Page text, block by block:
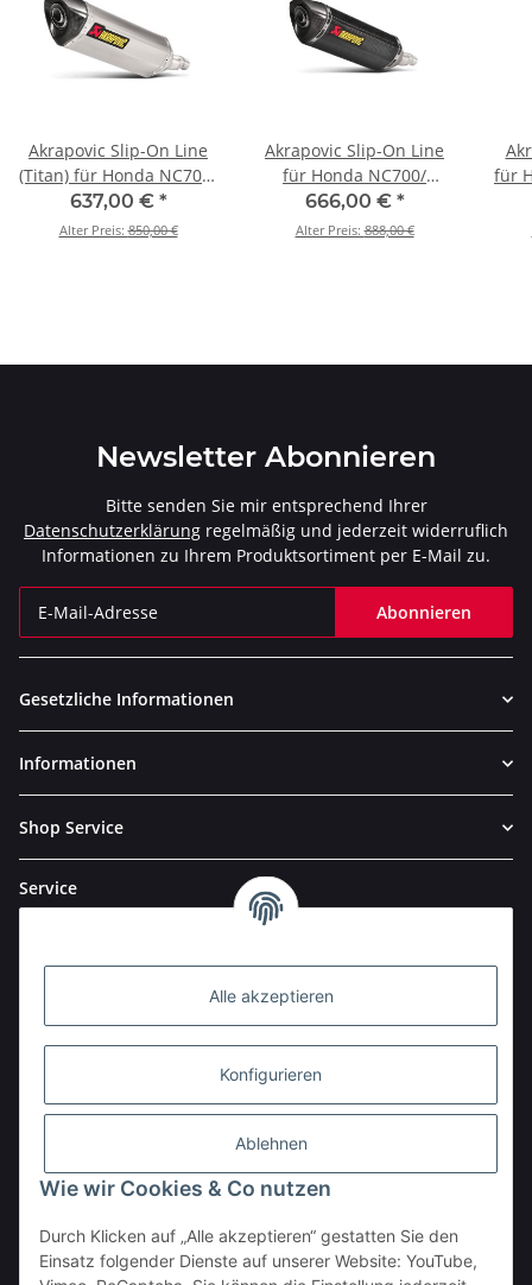
Alle akzeptieren
Konfigurieren
Ablehnen
Wie wir Cookies & Co nutzen
Durch Klicken auf „Alle akzeptieren“ gestatten Sie den
Einsatz folgender Dienste auf unserer Website: YouTube,
Akrapovic Slip-On Line
(Titan) für Honda NC700/
NC750X - BJ. 2012 > 2020
(S-H7SO2-HRT)
637,00 € *
Alter Preis:850,00 €
Akrapovic Slip-On Line
für Honda NC700/
NC750X - BJ. 2012 > 2020
(S-H7SO2-HRC)
666,00 € *
Alter Preis:888,00 €
für
Newsletter Abonnieren
Bitte senden Sie mir entsprechend Ihrer
Datenschutzerklärung regelmäßig und jederzeit widerruflich
Informationen zu Ihrem Produktsortiment per E-Mail zu.
Abonnieren
Gesetzliche Informationen
Informationen
Shop Service
Service
BESTELLHOTLINE:
(0 23 03) 983 77 27